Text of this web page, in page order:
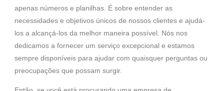
apenas números e planilhas. É sobre entender as
necessidades e objetivos únicos de nossos clientes e ajudá-
los a alcançá-los da melhor maneira possível. Nós nos
dedicamos a fornecer um serviço excepcional e estamos
sempre disponíveis para ajudar com quaisquer perguntas ou
preocupações que possam surgir.